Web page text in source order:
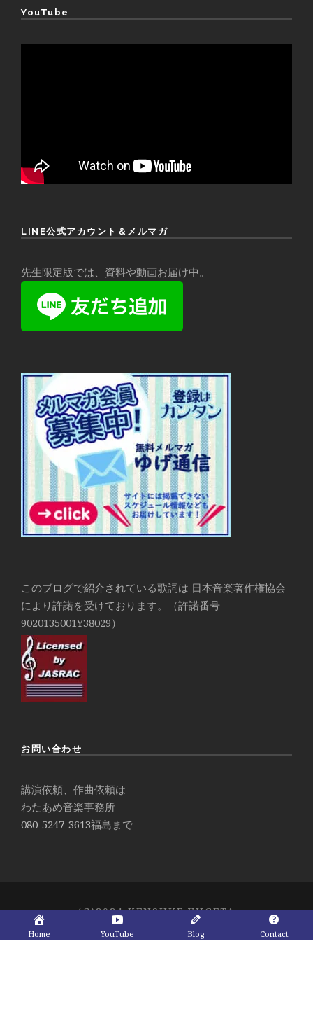
YouTube
LINE公式アカウント＆メルマガ
先生限定版では、資料や動画お届け中。
このブログで紹介されている歌詞は 日本音楽著作権協会
により許諾を受けております。（許諾番号
9020135001Y38029）
お問い合わせ
講演依頼、作曲依頼は
わたあめ音楽事務所
080-5247-3613福島まで
(C)2024 KENSUKE YUGETA
Home YouTube Blog Contact